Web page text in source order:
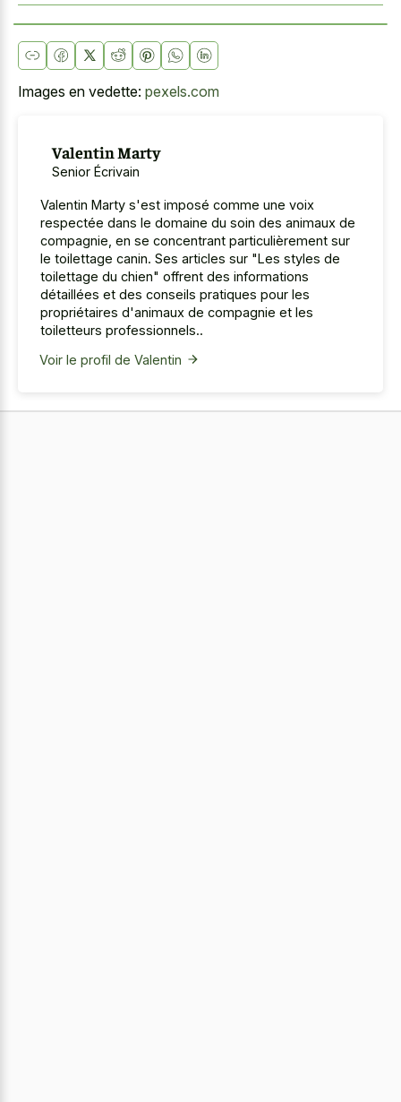
Images en vedette: pexels.com
Valentin Marty
Senior Écrivain
Valentin Marty s'est imposé comme une voix
respectée dans le domaine du soin des animaux de
compagnie, en se concentrant particulièrement sur
le toilettage canin. Ses articles sur "Les styles de
toilettage du chien" offrent des informations
détaillées et des conseils pratiques pour les
propriétaires d'animaux de compagnie et les
toiletteurs professionnels..
Voir le profil de Valentin